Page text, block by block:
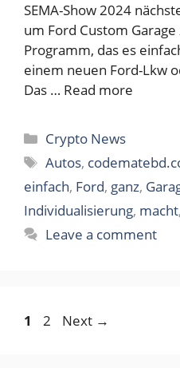
SEMA-Show 2024
um Ford Custom
Programm, das es
einem neuen Ford-Lkw
Das … Read more
Categories
Crypto News
Tags
Autos,
einfach, Ford, ganz,
Individualisierung, macht,
Leave a comment
Page
1 Page
2 Next →